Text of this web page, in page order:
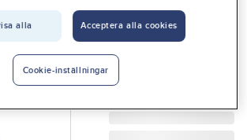
UNIPAK
Packningspasta,
RÖRKITT 250 GR
alla Acceptera alla cookies
Cookie-inställningar